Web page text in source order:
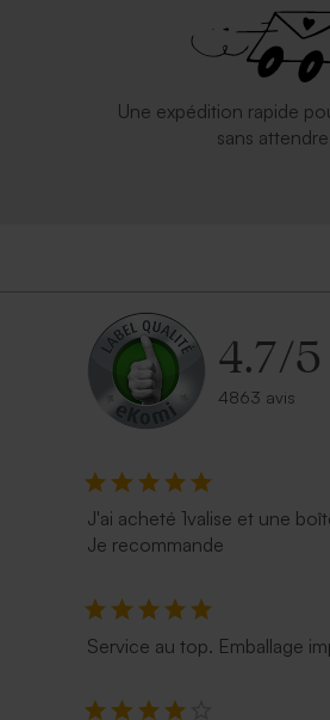
Une expédition rapide
sans attendre
4.7/5
4863 avis
J'ai acheté 1valise et une
Je recommande
Service au top. Emballage